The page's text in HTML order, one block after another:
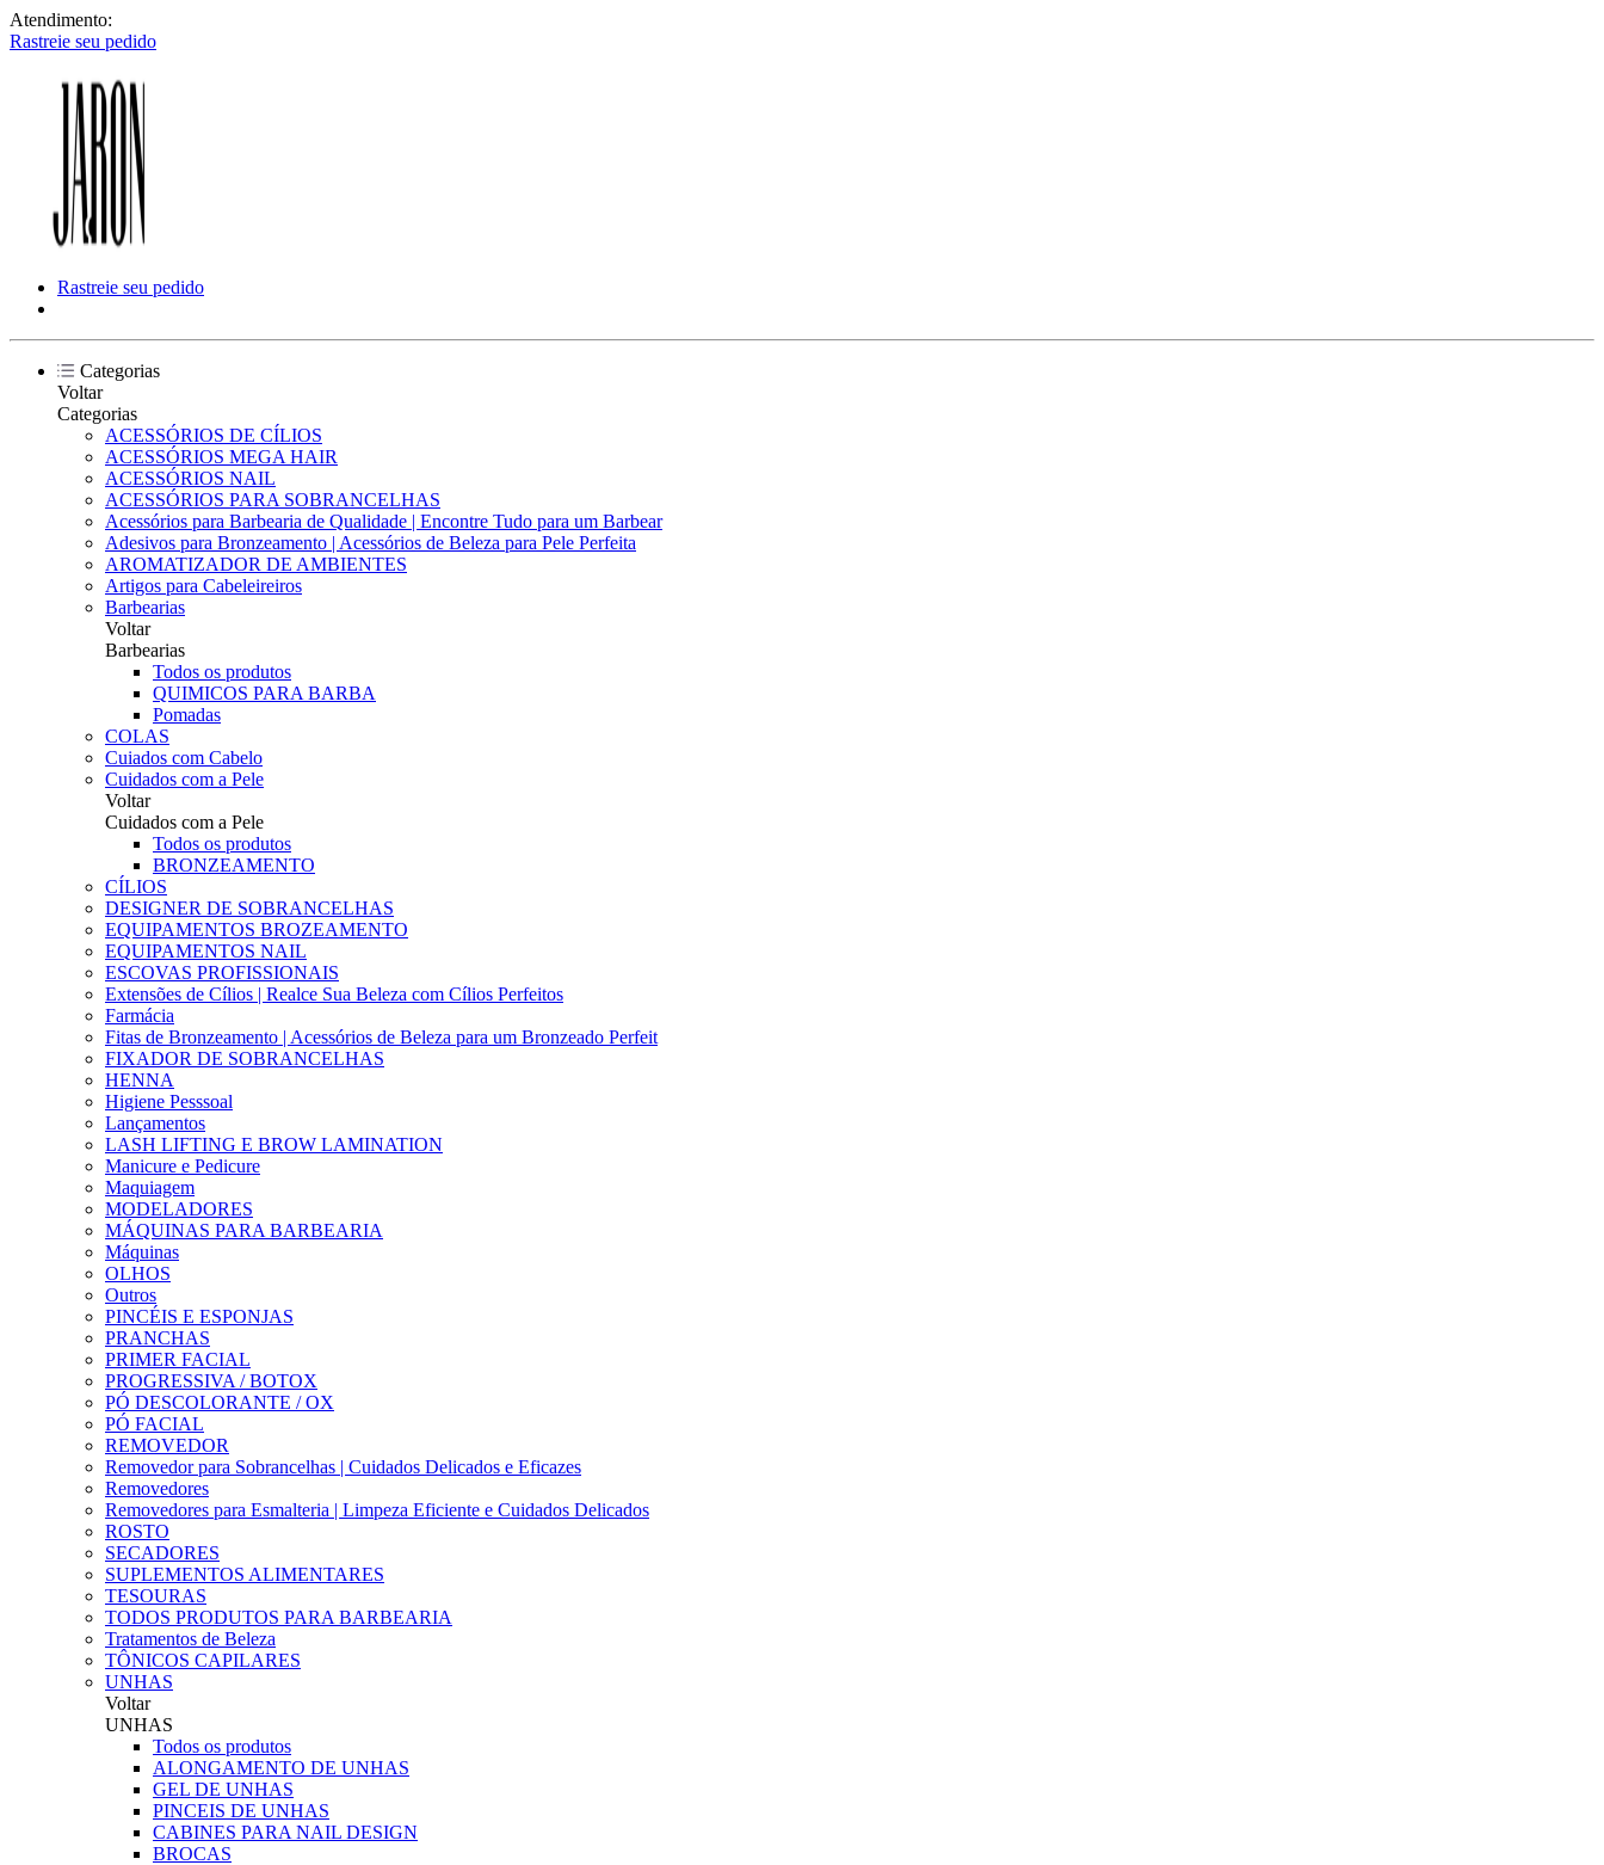
Atendimento:
Rastreie seu pedido
Rastreie seu pedido
Categorias
Voltar
Categorias
ACESSÓRIOS DE CÍLIOS
ACESSÓRIOS MEGA HAIR
ACESSÓRIOS NAIL
ACESSÓRIOS PARA SOBRANCELHAS
Acessórios para Barbearia de Qualidade | Encontre Tudo para um Barbear
Adesivos para Bronzeamento | Acessórios de Beleza para Pele Perfeita
AROMATIZADOR DE AMBIENTES
Artigos para Cabeleireiros
Barbearias
Voltar
Barbearias
Todos os produtos
QUIMICOS PARA BARBA
Pomadas
COLAS
Cuiados com Cabelo
Cuidados com a Pele
Voltar
Cuidados com a Pele
Todos os produtos
BRONZEAMENTO
CÍLIOS
DESIGNER DE SOBRANCELHAS
EQUIPAMENTOS BROZEAMENTO
EQUIPAMENTOS NAIL
ESCOVAS PROFISSIONAIS
Extensões de Cílios | Realce Sua Beleza com Cílios Perfeitos
Farmácia
Fitas de Bronzeamento | Acessórios de Beleza para um Bronzeado Perfeit
FIXADOR DE SOBRANCELHAS
HENNA
Higiene Pesssoal
Lançamentos
LASH LIFTING E BROW LAMINATION
Manicure e Pedicure
Maquiagem
MODELADORES
MÁQUINAS PARA BARBEARIA
Máquinas
OLHOS
Outros
PINCÉIS E ESPONJAS
PRANCHAS
PRIMER FACIAL
PROGRESSIVA / BOTOX
PÓ DESCOLORANTE / OX
PÓ FACIAL
REMOVEDOR
Removedor para Sobrancelhas | Cuidados Delicados e Eficazes
Removedores
Removedores para Esmalteria | Limpeza Eficiente e Cuidados Delicados
ROSTO
SECADORES
SUPLEMENTOS ALIMENTARES
TESOURAS
TODOS PRODUTOS PARA BARBEARIA
Tratamentos de Beleza
TÔNICOS CAPILARES
UNHAS
Voltar
UNHAS
Todos os produtos
ALONGAMENTO DE UNHAS
GEL DE UNHAS
PINCEIS DE UNHAS
CABINES PARA NAIL DESIGN
BROCAS